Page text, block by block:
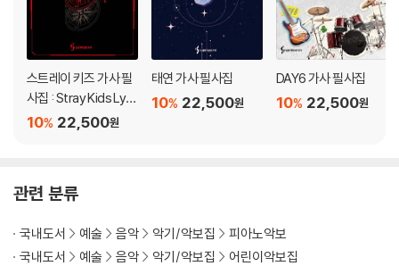
10. 체르니 100연습곡(Op.139), No.7
-6도 겹음
11. 체르니 110연습곡(Op.453), No.18
-셋잇단음표 리듬
-분산화음 반주와 덧줄 읽기
13. 체르니 100 레크리에이션, No.21
-꾸밈음
스트레이 키즈 가사 필
사집 : Stray Kids Lyri
cs Transcription Bo
22,500원
10%
태연 가사 필사집
22,500원
10%
DAY6 가사 필사집
22,500원
10%
관련 분류
국내도서 예술 음악 악기/악보집
피아노악보
국내도서
예술 음악 악기/악보집 어린이악보집